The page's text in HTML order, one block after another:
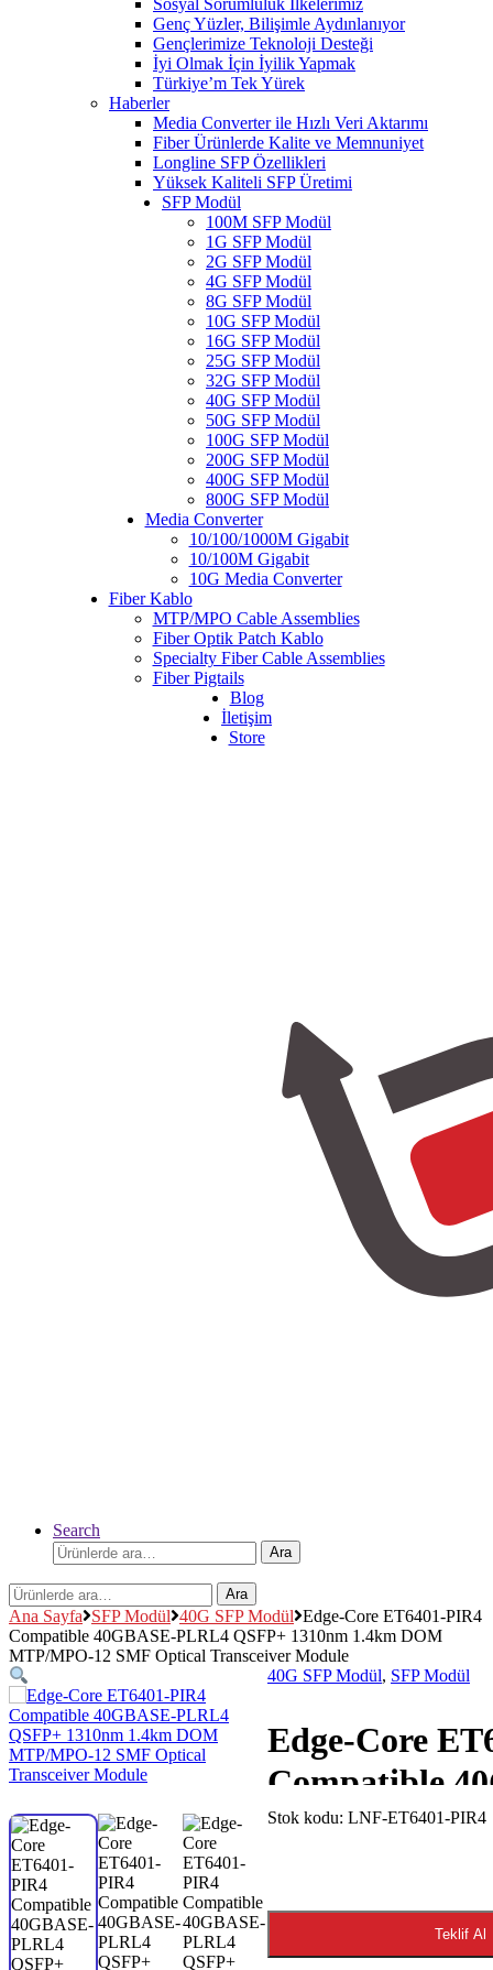
Sosyal Sorumluluk İlkelerimiz
Genç Yüzler, Bilişimle Aydınlanıyor
Gençlerimize Teknoloji Desteği
İyi Olmak İçin İyilik Yapmak
Türkiye’m Tek Yürek
Haberler
Media Converter ile Hızlı Veri Aktarımı
Fiber Ürünlerde Kalite ve Memnuniyet
Longline SFP Özellikleri
Yüksek Kaliteli SFP Üretimi
SFP Modül
100M SFP Modül
1G SFP Modül
2G SFP Modül
4G SFP Modül
8G SFP Modül
10G SFP Modül
16G SFP Modül
25G SFP Modül
32G SFP Modül
40G SFP Modül
50G SFP Modül
100G SFP Modül
200G SFP Modül
400G SFP Modül
800G SFP Modül
Media Converter
10/100/1000M Gigabit
10/100M Gigabit
10G Media Converter
Fiber Kablo
MTP/MPO Cable Assemblies
Fiber Optik Patch Kablo
Specialty Fiber Cable Assemblies
Fiber Pigtails
Blog
İletişim
Store
Search
Ara:
Ara
Ara: Ara
Ana Sayfa SFP Modül 40G SFP Modül Edge-Core ET6401-PIR4
Compatible 40GBASE-PLRL4 QSFP+ 1310nm 1.4km DOM
MTP/MPO-12 SMF Optical Transceiver Module
40G SFP Modül, SFP Modül
Edge-Core
Compatible
PLRL4
12 SMF
Transceiver
Stok kodu: LNF-ET6401-PIR4
Teklif Al